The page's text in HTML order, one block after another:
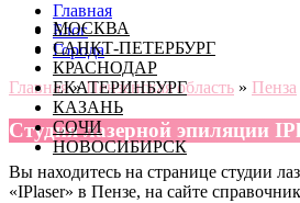
МОСКВА
САНКТ-ПЕТЕРБУРГ
КРАСНОДАР
ЕКАТЕРИНБУРГ
КАЗАНЬ
СОЧИ
НОВОСИБИРСК
Главная
Блог
Города
Главная » Пензенская область » Пенза
Cтудия лазерной эпиляции
Вы находитесь на странице студии
«IPlaser» в Пензе, на сайте